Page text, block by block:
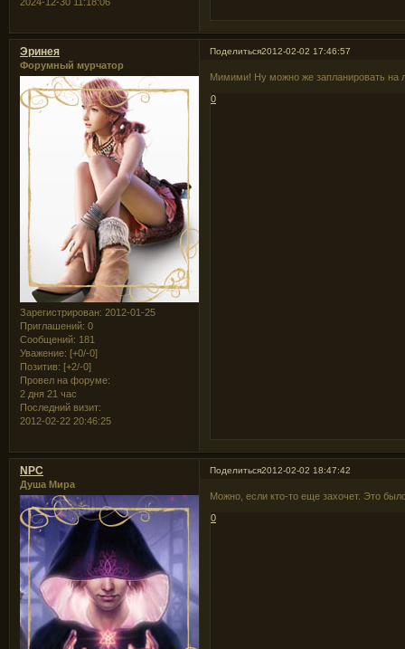
Поделиться2012-02-02 17:46:57
Эринея
Форумный мурчатор
Зарегистрирован: 2012-01-25
Приглашений: 0
Сообщений: 181
Уважение: [+0/-0]
Позитив: [+2/-0]
Провел на форуме:
2 дня 21 час
Последний визит:
2012-02-22 20:46:25
Мимими! Ну можно же запланировать на
0
Поделиться2012-02-02 18:47:42
NPC
Душа Мира
Можно, если кто-то еще захочет. Это
0